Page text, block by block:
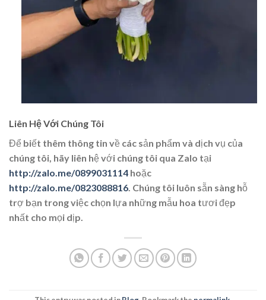
Liên Hệ Với Chúng Tôi
Để biết thêm thông tin về các sản phẩm và dịch vụ của
chúng tôi, hãy liên hệ với chúng tôi qua Zalo tại
http://zalo.me/0899031114 hoặc
http://zalo.me/0823088816. Chúng tôi luôn sẵn sàng hỗ
trợ bạn trong việc chọn lựa những mẫu hoa tươi đẹp
nhất cho mọi dịp.